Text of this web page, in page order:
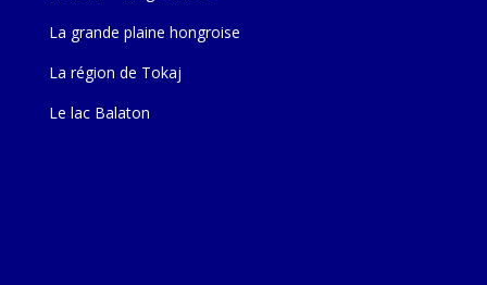
La grande plaine hongroise
La région de Tokaj
Le lac Balaton